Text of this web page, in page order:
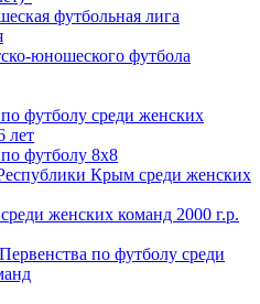
футбольная лига
юношеского футбола
футболу среди женских
лет
футболу 8х8
Крым среди женских
женских команд 2000 г.р.
по футболу среди